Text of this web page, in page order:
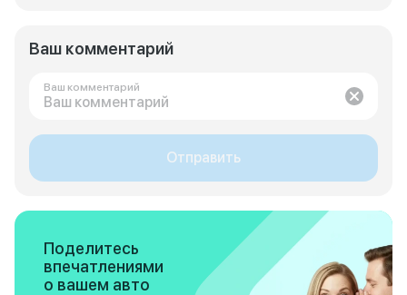
Ваш комментарий
Ваш комментарий
Отправить
Поделитесь
впечатлениями
о вашем авто